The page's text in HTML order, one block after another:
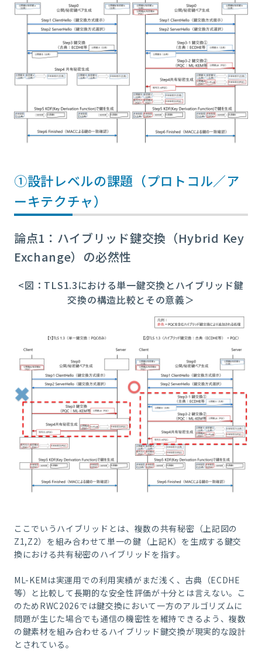
①設計レベルの課題（プロトコル／ア
ーキテクチャ）
論点1：ハイブリッド鍵交換（Hybrid Key
Exchange）の必然性
<図：TLS1.3における単一鍵交換とハイブリッド鍵
交換の構造比較とその意義＞
ここでいうハイブリッドとは、複数の共有秘密（上記図の
Z1,Z2）を組み合わせて単一の鍵（上記K）を生成する鍵交
換における共有秘密のハイブリッドを指す。
ML-KEMは実運用での利用実績がまだ浅く、古典（ECDHE
等）と比較して長期的な安全性評価が十分とは言えない。こ
のためRWC2026では鍵交換において一方のアルゴリズムに
問題が生じた場合でも通信の機密性を維持できるよう、複数
の鍵素材を組み合わせるハイブリッド鍵交換が現実的な設計
とされている。